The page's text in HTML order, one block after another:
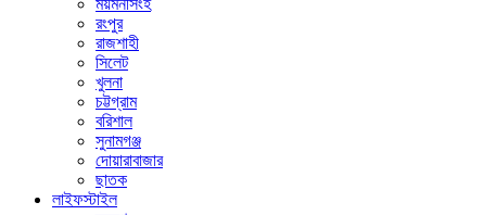
রংপুর
রাজশাহী
সিলেট
খুলনা
চট্টগ্রাম
বরিশাল
সুনামগঞ্জ
দোয়ারাবাজার
ছাতক
লাইফস্টাইল